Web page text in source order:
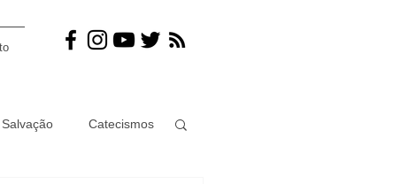
Salvação Catecismos